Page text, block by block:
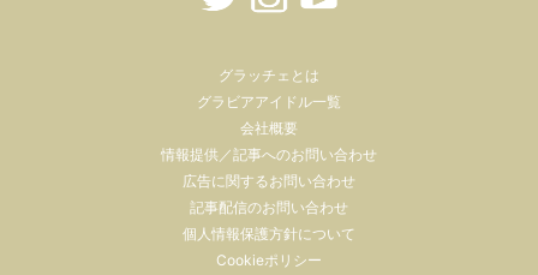
グラッチェとは
グラビアアイドル一覧
会社概要
情報提供／記事へのお問い合わせ
広告に関するお問い合わせ
記事配信のお問い合わせ
個人情報保護方針について
Cookieポリシー